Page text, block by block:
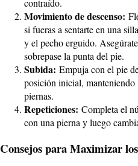
contraído.
Movimiento de descenso:
si fueras a sentarte en una
y el pecho erguido.
sobrepase la punta del pie.
Subida: Empuja con el pie
posición inicial,
piernas.
Repeticiones: Completa el
con una pierna y luego
Consejos para Maximizar